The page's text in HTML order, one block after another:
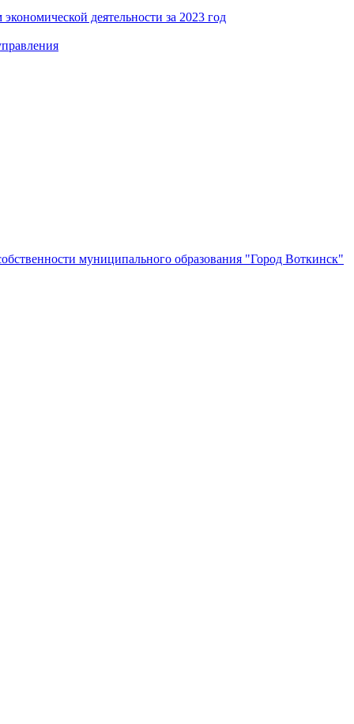
деятельности за 2023 год
муниципального образования "Город Воткинск"